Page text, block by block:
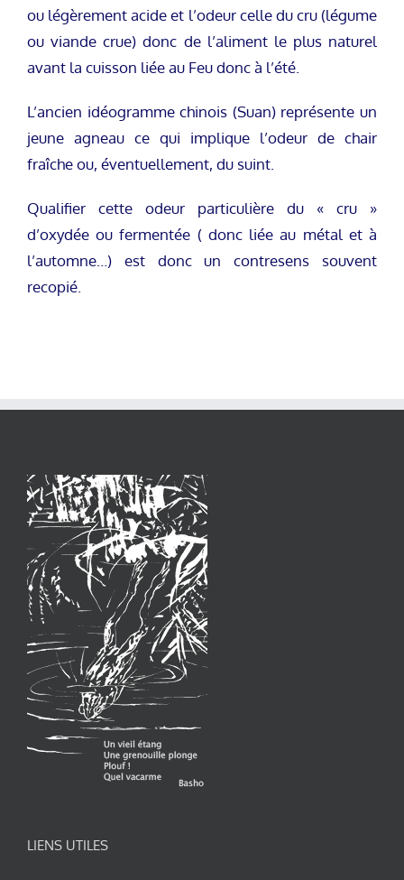
ou légèrement acide et l’odeur celle du cru (légume
ou viande crue) donc de l’aliment le plus naturel
avant la cuisson liée au Feu donc à l’été.
L’ancien idéogramme chinois (Suan) représente un
jeune agneau ce qui implique l’odeur de chair
fraîche ou, éventuellement, du suint.
Qualifier cette odeur particulière du « cru »
d’oxydée ou fermentée ( donc liée au métal et à
l’automne…) est donc un contresens souvent
recopié.
LIENS UTILES